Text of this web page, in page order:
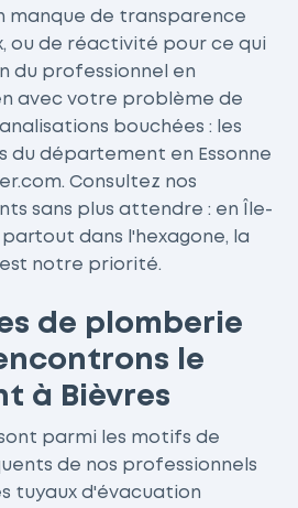
manque de transparence
ou de réactivité pour ce qui
du professionnel en
avec votre problème de
bouchées : les
du département en Essonne
Consultez nos
sans plus attendre : en Île-
dans l'hexagone, la
notre priorité.
de plomberie
le
à Bièvres
parmi les motifs de
de nos professionnels
tuyaux d'évacuation